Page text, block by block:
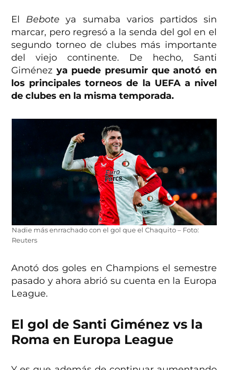
El Beboteya sumaba varios partidos sin
marcar, pero regresó a la senda del gol en el
segundo torneo de clubes más importante
del viejo continente. De hecho, Santi
Giménez ya puede presumir que anotó en
los principales torneos de la UEFA a nivel
de clubes en la misma temporada.
Nadie más enrrachado con el gol que el Chaquito – Foto:
Reuters
Anotó dos goles en Champions el semestre
pasado y ahora abrió su cuenta en la Europa
League.
El gol de Santi Giménez vs la
Roma en Europa League